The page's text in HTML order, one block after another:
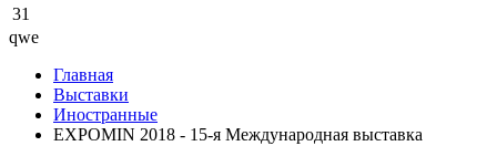
31
qwe
Главная
Выставки
Иностранные
EXPOMIN 2018 - 15-я Международная выставка